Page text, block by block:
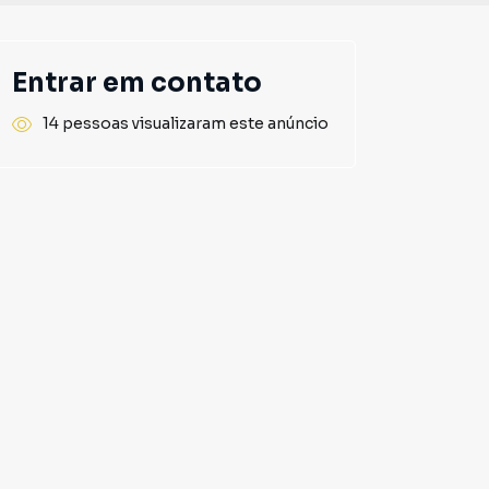
Entrar em contato
14 pessoas visualizaram este anúncio